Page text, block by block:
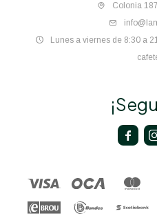
Colonia
Lunes a viernes de 8:30 a
